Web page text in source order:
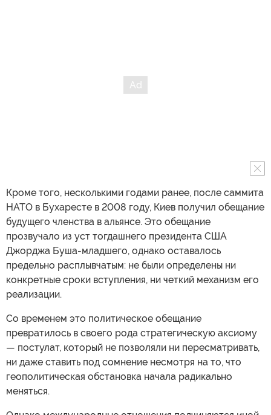
Кроме того, несколькими годами ранее, после саммита
НАТО в Бухаресте в 2008 году, Киев получил обещание
будущего членства в альянсе. Это обещание
прозвучало из уст тогдашнего президента США
Джорджа Буша-младшего, однако оставалось
предельно расплывчатым: не были определены ни
конкретные сроки вступления, ни четкий механизм его
реализации.
Со временем это политическое обещание
превратилось в своего рода стратегическую аксиому
— постулат, который не позволяли ни пересматривать,
ни даже ставить под сомнение несмотря на то, что
геополитическая обстановка начала радикально
меняться.